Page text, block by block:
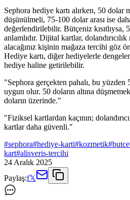
Sephora hediye kartı alırken, 50 dolar
düşünülmeli, 75-100 dolar arası ise
değerlendirilebilir. Bütçeniz kısıtlıysa,
anlamlıdır. Dijital kartlar,
alacağınız kişinin mağaza tercihi göz
Hediye kartı, diğer hediyelerle
hediye haline getirilebilir.
"Sephora gerçekten pahalı, bu yüzden
uygun olur. 50 doların altına
doların üzerinde."
"Fiziksel kartlardan kaçının;
kartlar daha güvenli."
#sephora#hediye-karti#kozmetik#butce
kart#alisveris-tercihi
24 Aralık 2025
Paylaş:f𝕏